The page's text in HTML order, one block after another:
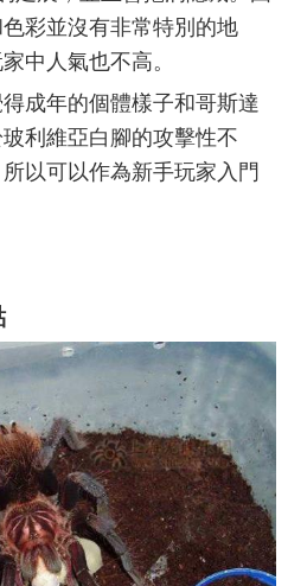
彩並沒有非常特別的地
中人氣也不高。
年的個體樣子和哥斯達
利維亞白腳的攻擊性不
以可以作為新手玩家入門